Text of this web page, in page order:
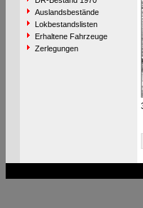
Auslandsbestände
Lokbestandslisten
Erhaltene Fahrzeuge
Zerlegungen